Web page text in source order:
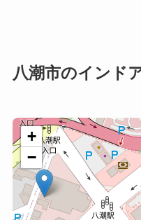
八潮市のインド
+
−